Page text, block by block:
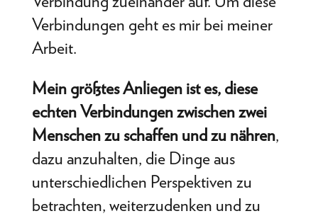
Verbindungen geht es mir bei meiner
Arbeit.
Mein größtes Anliegen ist es, diese
echten Verbindungen zwischen zwei
Menschen zu schaffen und zu nähren,
dazu anzuhalten, die Dinge aus
unterschiedlichen Perspektiven zu
betrachten, weiterzudenken und zu